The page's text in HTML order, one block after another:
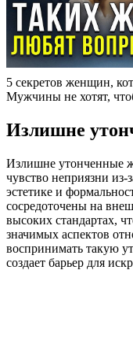
5 секретов женщин,
Мужчины не хотят,
Излишне
Излишне утонченные
чувство неприязни из-
эстетике и
сосредоточены на
высоких стандартах,
значимых аспектов
воспринимать такую
создает барьер для